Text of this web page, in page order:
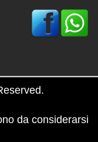
da considerarsi